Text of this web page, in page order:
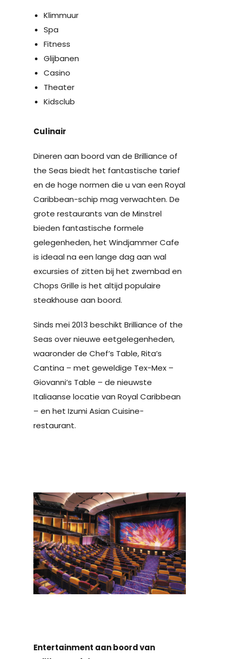
Klimmuur
Spa
Fitness
Glijbanen
Casino
Theater
Kidsclub
Culinair
Dineren aan boord van de Brilliance of
the Seas biedt het fantastische tarief
en de hoge normen die u van een Royal
Caribbean-schip mag verwachten. De
grote restaurants van de Minstrel
bieden fantastische formele
gelegenheden, het Windjammer Cafe
is ideaal na een lange dag aan wal
excursies of zitten bij het zwembad en
Chops Grille is het altijd populaire
steakhouse aan boord.
Sinds mei 2013 beschikt Brilliance of the
Seas over nieuwe eetgelegenheden,
waaronder de Chef’s Table, Rita’s
Cantina – met geweldige Tex-Mex –
Giovanni’s Table – de nieuwste
Italiaanse locatie van Royal Caribbean
– en het Izumi Asian Cuisine-
restaurant.
Entertainment aan boord van